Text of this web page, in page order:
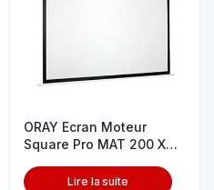
ORAY Ecran Moteur
Square Pro MAT 200 X
Lire la suite